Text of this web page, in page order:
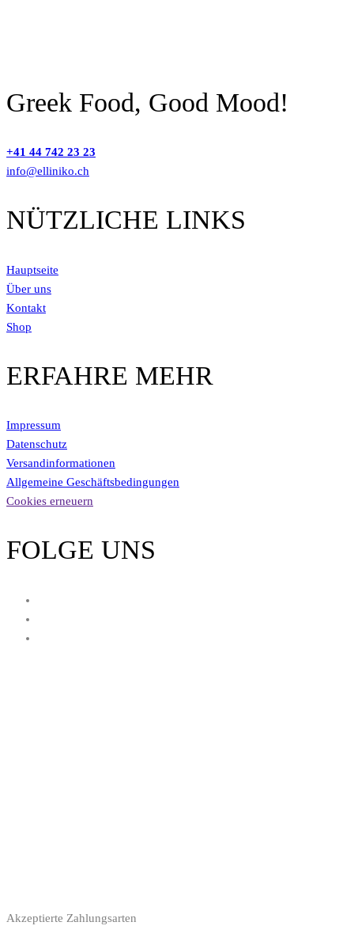
Greek Food, Good Mood!
+41 44 742 23 23
info@elliniko.ch
NÜTZLICHE LINKS
Hauptseite
Über uns
Kontakt
Shop
ERFAHRE MEHR
Impressum
Datenschutz
Versandinformationen
Allgemeine Geschäftsbedingungen
Cookies erneuern
FOLGE UNS
Akzeptierte Zahlungsarten